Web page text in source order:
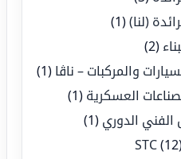
(لنا)(1)
(2)
والمركبات – ناڤا (1)
العسكرية (1)
الفني الدوري (1)